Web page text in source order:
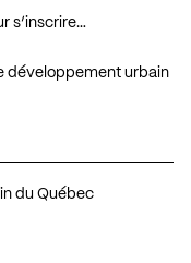
s’inscrire…
développement urbain
du Québec